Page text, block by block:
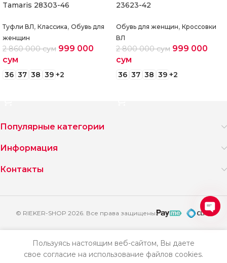
Tamaris 28303-46
Туфли ВЛ, Классика, Обувь для
женщин
2 860 000сум 999 000
сум
36 37 38 39 +2
23623-42
Обувь для женщин, Кроссовки
ВЛ
2 800 000сум 999 000
сум
36 37 38 39 +2
Популярные категории
Информация
Контакты
© RIEKER-SHOP 2026. Все права защищены
Пользуясь настоящим веб-сайтом, Вы даете
свое согласие на использование файлов cookies.
Босоножки
женские
000
Добавить Купить